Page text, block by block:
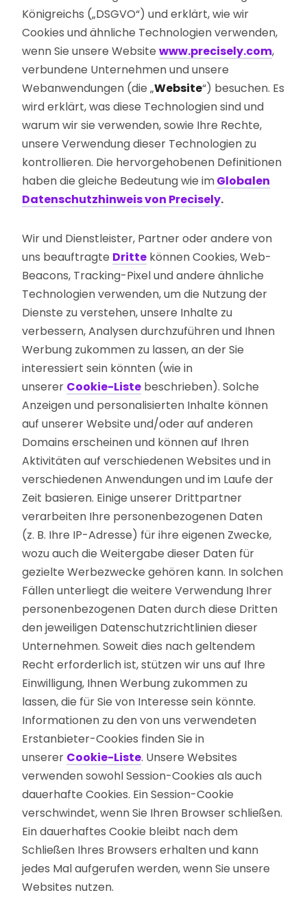
Königreichs („DSGVO“) und erklärt, wie wir
Cookies und ähnliche Technologien verwenden,
wenn Sie unsere Websitewww.precisely.com,
verbundene Unternehmen und unsere
Webanwendungen (die „Website“) besuchen. Es
wird erklärt, was diese Technologien sind und
warum wir sie verwenden, sowie Ihre Rechte,
unsere Verwendung dieser Technologien zu
kontrollieren. Die hervorgehobenen Definitionen
haben die gleiche Bedeutung wie imGlobalen
Datenschutzhinweis von Precisely.
Wir und Dienstleister, Partner oder andere von
uns beauftragte Dritte können Cookies, Web-
Beacons, Tracking-Pixel und andere ähnliche
Technologien verwenden, um die Nutzung der
Dienste zu verstehen, unsere Inhalte zu
verbessern, Analysen durchzuführen und Ihnen
Werbung zukommen zu lassen, an der Sie
interessiert sein könnten (wie in
unserer Cookie-Liste beschrieben). Solche
Anzeigen und personalisierten Inhalte können
auf unserer Website und/oder auf anderen
Domains erscheinen und können auf Ihren
Aktivitäten auf verschiedenen Websites und in
verschiedenen Anwendungen und im Laufe der
Zeit basieren. Einige unserer Drittpartner
verarbeiten Ihre personenbezogenen Daten
(z. B. Ihre IP-Adresse) für ihre eigenen Zwecke,
wozu auch die Weitergabe dieser Daten für
gezielte Werbezwecke gehören kann. In solchen
Fällen unterliegt die weitere Verwendung Ihrer
personenbezogenen Daten durch diese Dritten
den jeweiligen Datenschutzrichtlinien dieser
Unternehmen. Soweit dies nach geltendem
Recht erforderlich ist, stützen wir uns auf Ihre
Einwilligung, Ihnen Werbung zukommen zu
lassen, die für Sie von Interesse sein könnte.
Informationen zu den von uns verwendeten
Erstanbieter-Cookies finden Sie in
unserer Cookie-Liste. Unsere Websites
verwenden sowohl Session-Cookies als auch
dauerhafte Cookies. Ein Session-Cookie
verschwindet, wenn Sie Ihren Browser schließen.
Ein dauerhaftes Cookie bleibt nach dem
Schließen Ihres Browsers erhalten und kann
jedes Mal aufgerufen werden, wenn Sie unsere
Websites nutzen.